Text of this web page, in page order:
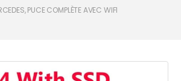
PUCE COMPLÈTE AVEC WIFI